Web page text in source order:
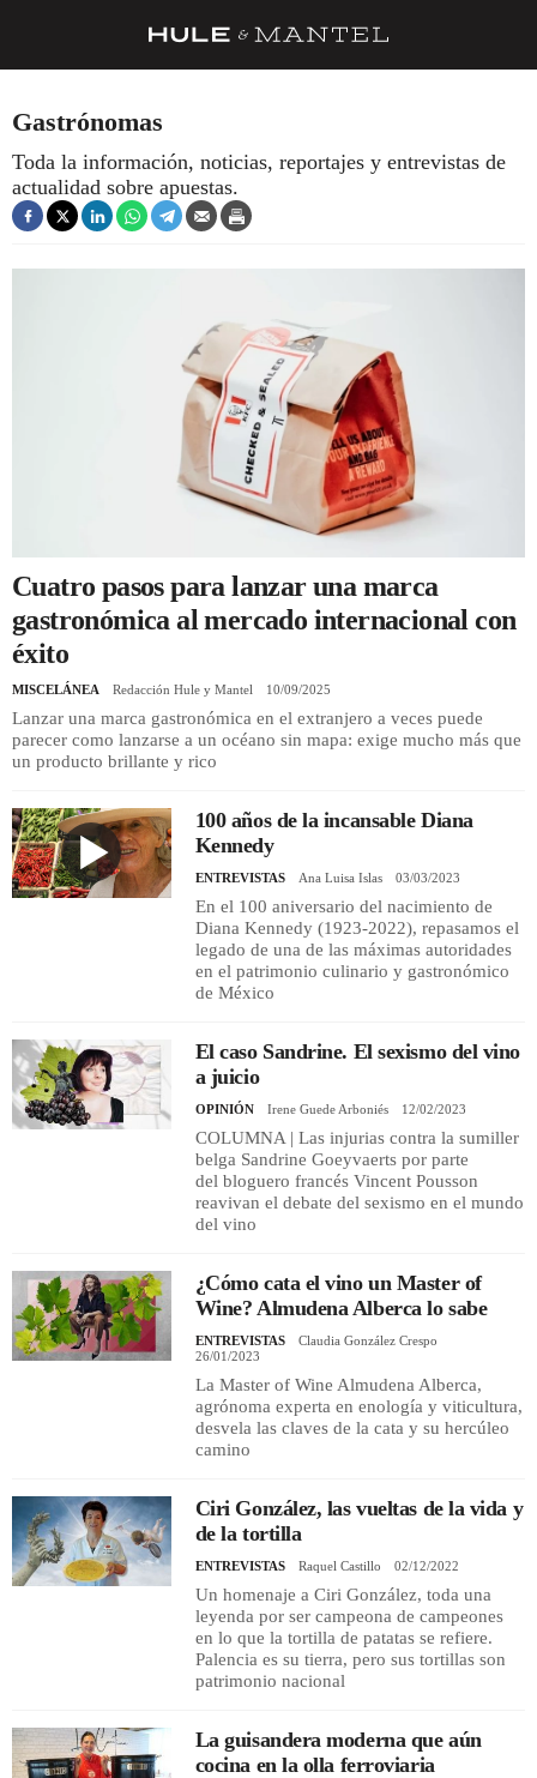
DESPENSA
BARRAS Y ESTRELLAS
REGISTRO
Gastrónomas
Toda la información, noticias, reportajes y entrevistas de
actualidad sobre apuestas.
Cuatro pasos para lanzar una marca
gastronómica al mercado internacional con
éxito
MISCELÁNEA Redacción Hule y Mantel 10/09/2025
Lanzar una marca gastronómica en el extranjero a veces puede
parecer como lanzarse a un océano sin mapa: exige mucho más que
un producto brillante y rico
100 años de la incansable Diana
Kennedy
ENTREVISTAS Ana Luisa Islas 03/03/2023
En el 100 aniversario del nacimiento de
Diana Kennedy (1923-2022), repasamos el
legado de una de las máximas autoridades
en el patrimonio culinario y gastronómico
de México
El caso Sandrine. El sexismo del vino
a juicio
OPINIÓN Irene Guede Arboniés 12/02/2023
COLUMNA | Las injurias contra la sumiller
belga Sandrine Goeyvaerts por parte
del bloguero francés Vincent Pousson
reavivan el debate del sexismo en el mundo
del vino
¿Cómo cata el vino un Master of
Wine? Almudena Alberca lo sabe
ENTREVISTAS
Claudia González Crespo
26/01/2023
La Master of Wine Almudena Alberca,
agrónoma experta en enología y viticultura,
desvela las claves de la cata y su hercúleo
camino
Ciri González, las vueltas de la vida y
de la tortilla
ENTREVISTAS Raquel Castillo 02/12/2022
Un homenaje a Ciri González, toda una
leyenda por ser campeona de campeones
en lo que la tortilla de patatas se refiere.
Palencia es su tierra, pero sus tortillas son
patrimonio nacional
La guisandera moderna que aún
cocina en la olla ferroviaria